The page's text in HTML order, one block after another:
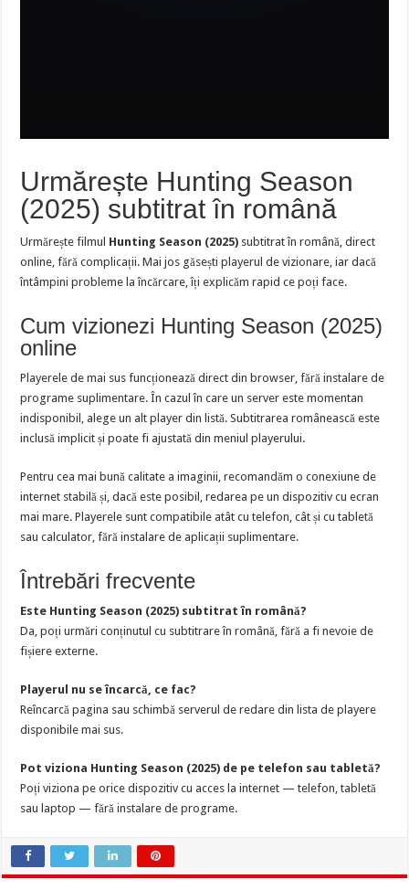
Urmărește Hunting Season
(2025) subtitrat în română
Urmărește filmul Hunting Season (2025) subtitrat în română, direct
online, fără complicații. Mai jos găsești playerul de vizionare, iar dacă
întâmpini probleme la încărcare, îți explicăm rapid ce poți face.
Cum vizionezi Hunting Season (2025)
online
Playerele de mai sus funcționează direct din browser, fără instalare de
programe suplimentare. În cazul în care un server este momentan
indisponibil, alege un alt player din listă. Subtitrarea românească este
inclusă implicit și poate fi ajustată din meniul playerului.
Pentru cea mai bună calitate a imaginii, recomandăm o conexiune de
internet stabilă și, dacă este posibil, redarea pe un dispozitiv cu ecran
mai mare. Playerele sunt compatibile atât cu telefon, cât și cu tabletă
sau calculator, fără instalare de aplicații suplimentare.
Întrebări frecvente
Este Hunting Season (2025) subtitrat în română?
Da, poți urmări conținutul cu subtitrare în română, fără a fi nevoie de
fișiere externe.
Playerul nu se încarcă, ce fac?
Reîncarcă pagina sau schimbă serverul de redare din lista de playere
disponibile mai sus.
Pot viziona Hunting Season (2025) de pe telefon sau tabletă?
Poți viziona pe orice dispozitiv cu acces la internet — telefon, tabletă
sau laptop — fără instalare de programe.